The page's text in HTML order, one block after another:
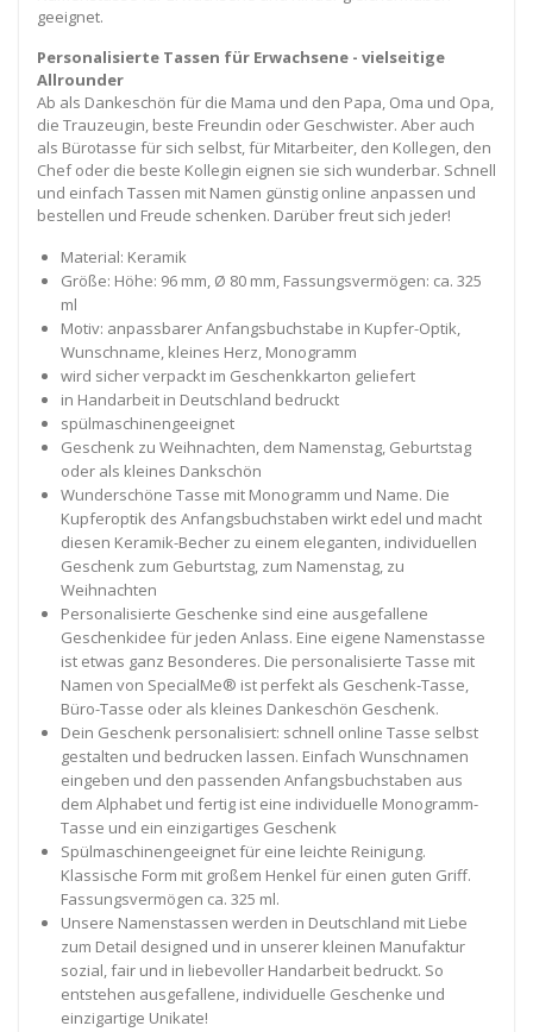
geeignet.
Personalisierte Tassen für Erwachsene - vielseitige
Allrounder
Ab als Dankeschön für die Mama und den Papa, Oma und Opa,
die Trauzeugin, beste Freundin oder Geschwister. Aber auch
als Bürotasse für sich selbst, für Mitarbeiter, den Kollegen, den
Chef oder die beste Kollegin eignen sie sich wunderbar. Schnell
und einfach Tassen mit Namen günstig online anpassen und
bestellen und Freude schenken. Darüber freut sich jeder!
Material: Keramik
Größe: Höhe: 96 mm, Ø 80 mm, Fassungsvermögen: ca. 325
ml
Motiv: anpassbarer Anfangsbuchstabe in Kupfer-Optik,
Wunschname, kleines Herz, Monogramm
wird sicher verpackt im Geschenkkarton geliefert
in Handarbeit in Deutschland bedruckt
spülmaschinengeeignet
Geschenk zu Weihnachten, dem Namenstag, Geburtstag
oder als kleines Dankschön
Wunderschöne Tasse mit Monogramm und Name. Die
Kupferoptik des Anfangsbuchstaben wirkt edel und macht
diesen Keramik-Becher zu einem eleganten, individuellen
Geschenk zum Geburtstag, zum Namenstag, zu
Weihnachten
Personalisierte Geschenke sind eine ausgefallene
Geschenkidee für jeden Anlass. Eine eigene Namenstasse
ist etwas ganz Besonderes. Die personalisierte Tasse mit
Namen von SpecialMe® ist perfekt als Geschenk-Tasse,
Büro-Tasse oder als kleines Dankeschön Geschenk.
Dein Geschenk personalisiert: schnell online Tasse selbst
gestalten und bedrucken lassen. Einfach Wunschnamen
eingeben und den passenden Anfangsbuchstaben aus
dem Alphabet und fertig ist eine individuelle Monogramm-
Tasse und ein einzigartiges Geschenk
Spülmaschinengeeignet für eine leichte Reinigung.
Klassische Form mit großem Henkel für einen guten Griff.
Fassungsvermögen ca. 325 ml.
Unsere Namenstassen werden in Deutschland mit Liebe
zum Detail designed und in unserer kleinen Manufaktur
sozial, fair und in liebevoller Handarbeit bedruckt. So
entstehen ausgefallene, individuelle Geschenke und
einzigartige Unikate!